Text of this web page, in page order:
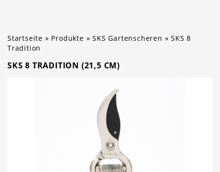
Startseite » Produkte »SKS Gartenscheren »SKS 8
Tradition
SKS 8 TRADITION (21,5 CM)